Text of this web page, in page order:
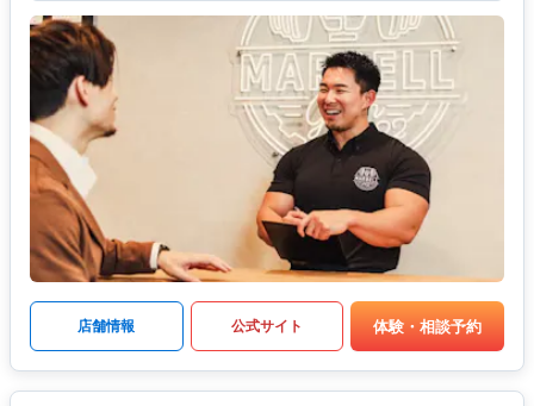
店舗情報 公式サイト 体験・相談予約